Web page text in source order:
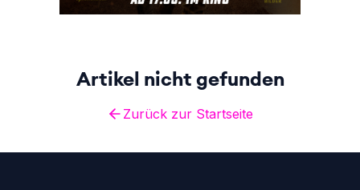
Artikel nicht gefunden
Zurück zur Startseite